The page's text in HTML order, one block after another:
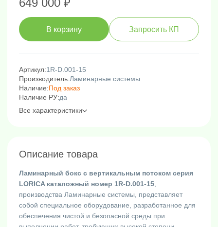
649 000 ₽
В корзину Запросить КП
Артикул:1R-D.001-15
Производитель:Ламинарные системы
Наличие:Под заказ
Наличие РУ:да
Все характеристики
Описание товара
Ламинарный бокс с вертикальным потоком серия
LORICA каталожный номер 1R-D.001-15
производства Ламинарные системы, представляет
собой специальное оборудование, разработанное для
обеспечения чистой и безопасной среды при